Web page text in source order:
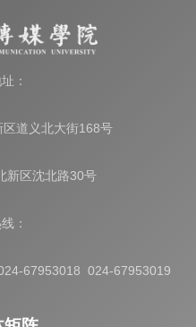
：
道义北大街168号
新区沈北路30号
：
67953018 024-67953019